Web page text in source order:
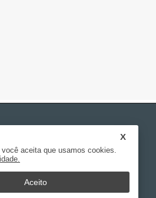
aceita que usamos cookies.
Aceito